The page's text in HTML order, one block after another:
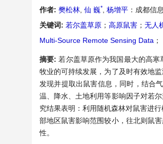
作者: 樊松林 仙 巍* 杨增平 ：成都信
关键词: 若尔盖草原 ； 高原鼠害 ； 无人
Multi-Source Remote Sensing Data ；
摘要:若尔盖草原作为我国最大的高
牧业的可持续发展，为了及时有效地
发现并提取出鼠害信息，同时，结合
温、降水、土地利用等影响因子对若
究结果表明：利用随机森林对鼠害进
部地区鼠害影响范围较小，往北则鼠
性。